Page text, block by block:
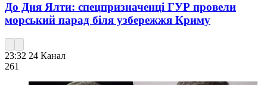
До Дня Ялти: спецпризначенці ГУР провели
морський парад біля узбережжя Криму
23:32 24 Канал
261